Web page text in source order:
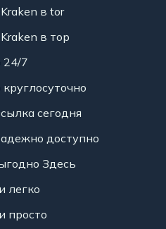
в tor
в тор
24/7
сегодня
доступно
Здесь
легко
просто